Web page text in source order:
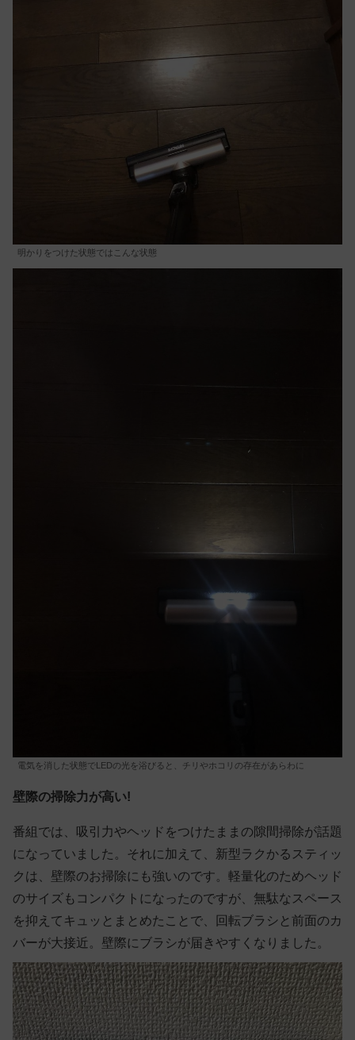
明かりをつけた状態ではこんな状態
電気を消した状態でLEDの光を浴びると、チリやホコリの存在があらわに
壁際の掃除力が高い!
番組では、吸引力やヘッドをつけたままの隙間掃除が話題
になっていました。それに加えて、新型ラクかるスティッ
クは、壁際のお掃除にも強いのです。軽量化のためヘッド
のサイズもコンパクトになったのですが、無駄なスペース
を抑えてキュッとまとめたことで、回転ブラシと前面のカ
バーが大接近。壁際にブラシが届きやすくなりました。